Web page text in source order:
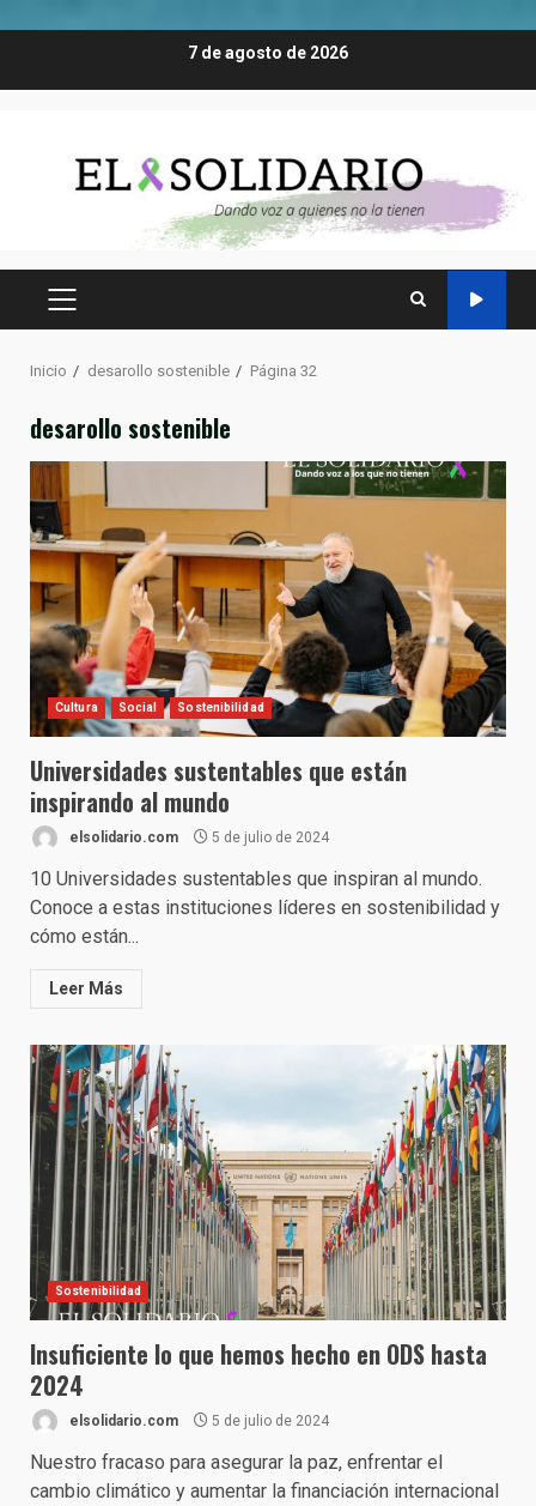
7 de agosto de 2026
MENÚ
Inicio desarollo sostenible Página 32
desarollo sostenible
Cultura Social Sostenibilidad
Universidades sustentables que están
inspirando al mundo
elsolidario.com 5 de julio de 2024
10 Universidades sustentables que inspiran al mundo.
Conoce a estas instituciones líderes en sostenibilidad y
cómo están...
Leer Más
Sostenibilidad
Insuficiente lo que hemos hecho en ODS hasta
2024
elsolidario.com 5 de julio de 2024
Nuestro fracaso para asegurar la paz, enfrentar el
cambio climático y aumentar la financiación internacional